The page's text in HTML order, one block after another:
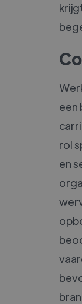
een
rol
en